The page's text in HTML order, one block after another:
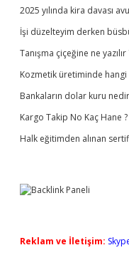
2025 yılında kira davası
İşi düzelteyim derken
Tanışma çiçeğine ne yazılır
Kozmetik üretiminde hangi
Bankaların dolar kuru
Kargo Takip No Kaç Hane ?
Halk eğitimden alınan
Reklam ve İletişim: